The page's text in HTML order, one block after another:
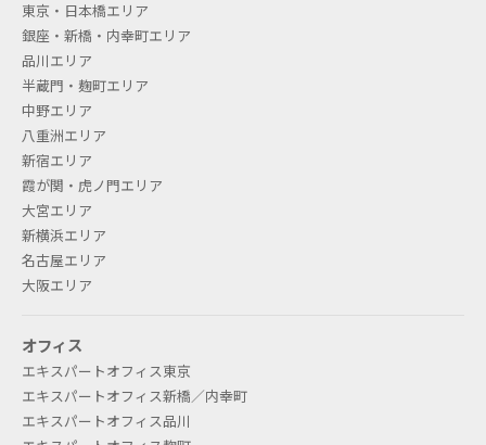
東京・日本橋エリア
銀座・新橋・内幸町エリア
品川エリア
半蔵門・麹町エリア
中野エリア
八重洲エリア
新宿エリア
霞が関・虎ノ門エリア
大宮エリア
新横浜エリア
名古屋エリア
大阪エリア
オフィス
エキスパートオフィス東京
エキスパートオフィス新橋／内幸町
エキスパートオフィス品川